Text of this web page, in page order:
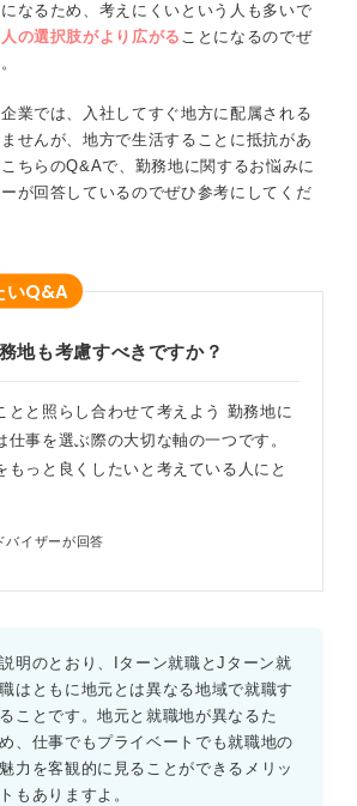
なるため、考えにくいという人も多いで
の選択肢がより広がる ことになるのでぜ
業では、入社してすぐ地方に配属される
せんが、地方で生活することに抵抗があ
ちらのQ&Aで、勤務地に関するお悩みに
が回答しているのでぜひ参考にしてくだ
いQ&A
地も考慮すべきですか？
とと照らし合わせて考えよう 勤務地に
仕事を選ぶ際の大切な軸の一つです。
もっと良くしたいと考えている人にと
バイザーが回答
説明のとおり、Iターン就職とJターン就
職はともに地元とは異なる地域で就職す
ることです。地元と就職地が異なるた
め、仕事でもプライベートでも就職地の
魅力を客観的に見ることができるメリッ
トもありますよ。